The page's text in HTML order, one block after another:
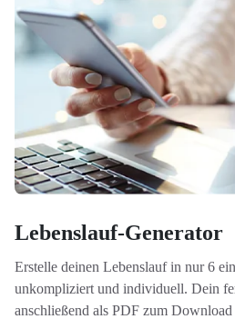
Lebenslauf-Generator
Erstelle deinen Lebenslauf in nur 6
unkompliziert und individuell. Dein
anschließend als PDF zum